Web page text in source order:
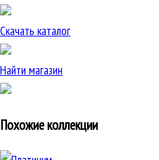
Скачать каталог
Найти магазин
Похожие коллекции